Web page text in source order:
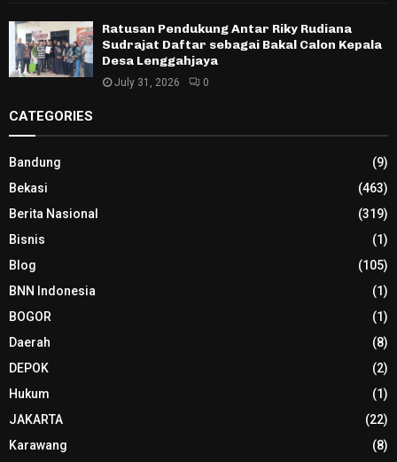
Ratusan Pendukung Antar Riky Rudiana
Sudrajat Daftar sebagai Bakal Calon Kepala
Desa Lenggahjaya
July 31, 2026 0
CATEGORIES
Bandung
(9)
Bekasi
(463)
Berita Nasional
(319)
Bisnis
(1)
Blog
(105)
BNN Indonesia
(1)
BOGOR
(1)
Daerah
(8)
DEPOK
(2)
Hukum
(1)
JAKARTA
(22)
Karawang
(8)